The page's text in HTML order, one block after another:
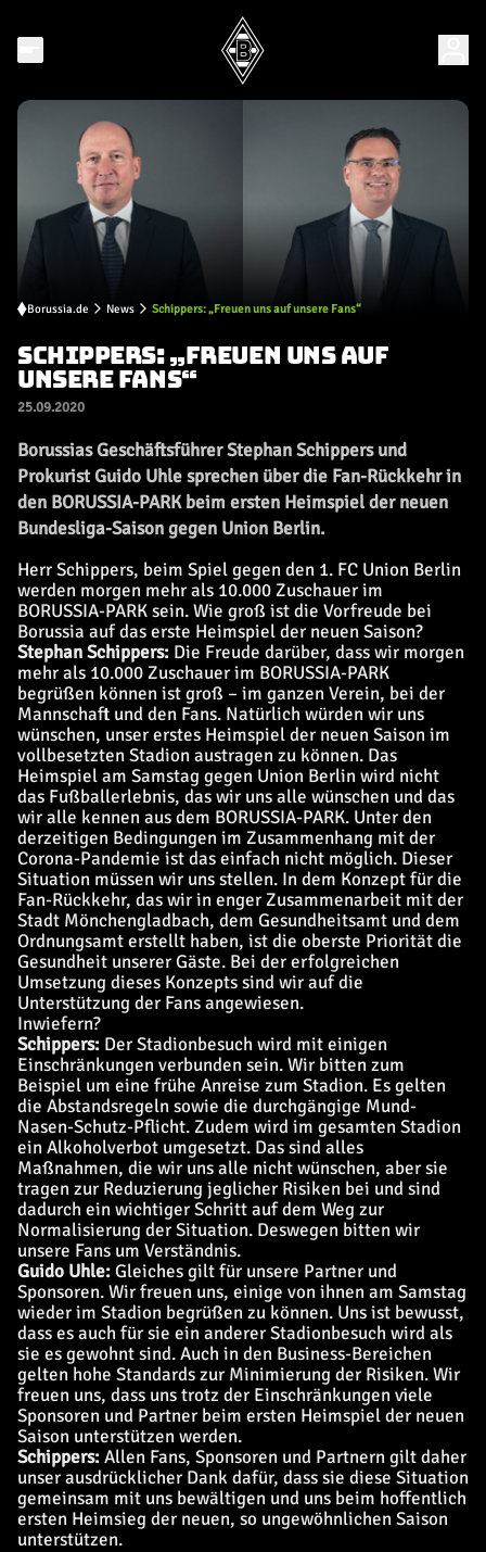
Borussia.de News Schippers: „Freuen uns auf unsere Fans“
SCHIPPERS: „FREUEN UNS AUF
UNSERE FANS“
25.09.2020
Borussias Geschäftsführer Stephan Schippers und
Prokurist Guido Uhle sprechen über die Fan-Rückkehr in
den BORUSSIA-PARK beim ersten Heimspiel der neuen
Bundesliga-Saison gegen Union Berlin.
Herr Schippers, beim Spiel gegen den 1. FC Union Berlin
werden morgen mehr als 10.000 Zuschauer im
BORUSSIA-PARK sein. Wie groß ist die Vorfreude bei
Borussia auf das erste Heimspiel der neuen Saison?
Stephan Schippers: Die Freude darüber, dass wir morgen
mehr als 10.000 Zuschauer im BORUSSIA-PARK
begrüßen können ist groß – im ganzen Verein, bei der
Mannschaft und den Fans. Natürlich würden wir uns
wünschen, unser erstes Heimspiel der neuen Saison im
vollbesetzten Stadion austragen zu können. Das
Heimspiel am Samstag gegen Union Berlin wird nicht
das Fußballerlebnis, das wir uns alle wünschen und das
wir alle kennen aus dem BORUSSIA-PARK. Unter den
derzeitigen Bedingungen im Zusammenhang mit der
Corona-Pandemie ist das einfach nicht möglich. Dieser
Situation müssen wir uns stellen. In dem Konzept für die
Fan-Rückkehr, das wir in enger Zusammenarbeit mit der
Stadt Mönchengladbach, dem Gesundheitsamt und dem
Ordnungsamt erstellt haben, ist die oberste Priorität die
Gesundheit unserer Gäste. Bei der erfolgreichen
Umsetzung dieses Konzepts sind wir auf die
Unterstützung der Fans angewiesen.
Inwiefern?
Schippers: Der Stadionbesuch wird mit einigen
Einschränkungen verbunden sein. Wir bitten zum
Beispiel um eine frühe Anreise zum Stadion. Es gelten
die Abstandsregeln sowie die durchgängige Mund-
Nasen-Schutz-Pflicht. Zudem wird im gesamten Stadion
ein Alkoholverbot umgesetzt. Das sind alles
Maßnahmen, die wir uns alle nicht wünschen, aber sie
tragen zur Reduzierung jeglicher Risiken bei und sind
dadurch ein wichtiger Schritt auf dem Weg zur
Normalisierung der Situation. Deswegen bitten wir
unsere Fans um Verständnis.
Guido Uhle:Gleiches gilt für unsere Partner und
Sponsoren. Wir freuen uns, einige von ihnen am Samstag
wieder im Stadion begrüßen zu können. Uns ist bewusst,
dass es auch für sie ein anderer Stadionbesuch wird als
sie es gewohnt sind. Auch in den Business-Bereichen
gelten hohe Standards zur Minimierung der Risiken. Wir
freuen uns, dass uns trotz der Einschränkungen viele
Sponsoren und Partner beim ersten Heimspiel der neuen
Saison unterstützen werden.
Schippers:Allen Fans, Sponsoren und Partnern gilt daher
unser ausdrücklicher Dank dafür, dass sie diese Situation
gemeinsam mit uns bewältigen und uns beim hoffentlich
ersten Heimsieg der neuen, so ungewöhnlichen Saison
unterstützen.